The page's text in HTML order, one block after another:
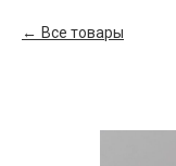
Все товары